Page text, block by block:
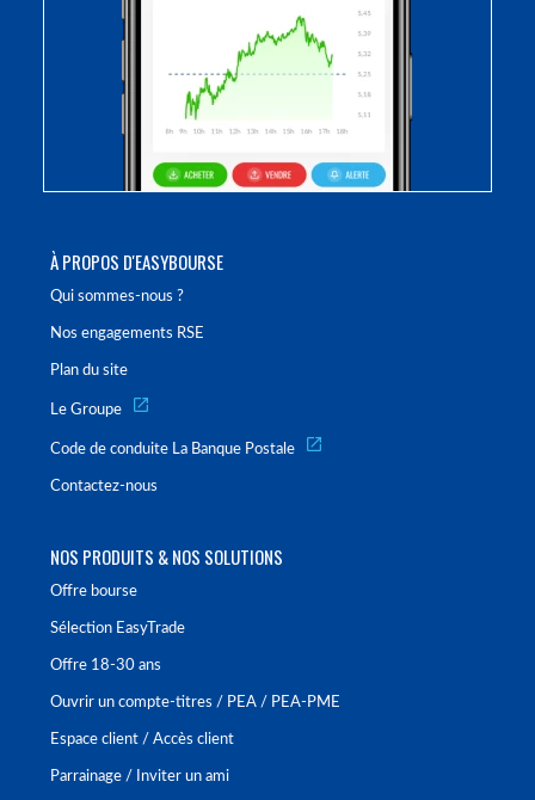
À PROPOS D'EASYBOURSE
Qui sommes-nous ?
Nos engagements RSE
Plan du site
Le Groupe
Code de conduite La Banque Postale
Contactez-nous
NOS PRODUITS & NOS SOLUTIONS
Offre bourse
Sélection EasyTrade
Offre 18-30 ans
Ouvrir un compte-titres / PEA / PEA-PME
Espace client / Accès client
Parrainage / Inviter un ami